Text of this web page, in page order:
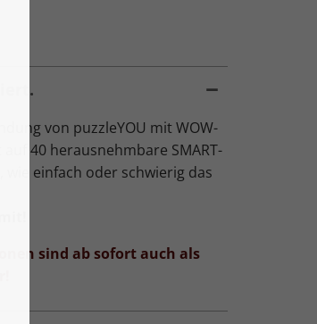
von puzzleYOU mit WOW-
auf 40 herausnehmbare SMART-
wie einfach oder schwierig das
sind ab sofort auch als